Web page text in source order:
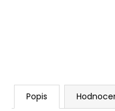
Popis